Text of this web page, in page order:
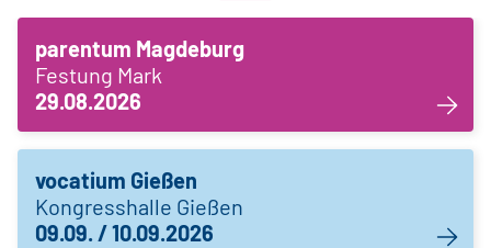
parentum Magdeburg
Festung Mark
29.08.2026
vocatium Gießen
Kongresshalle Gießen
09.09. / 10.09.2026